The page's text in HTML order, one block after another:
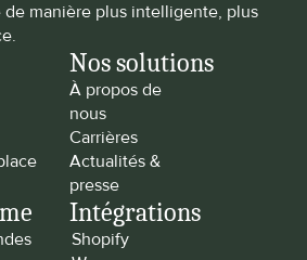
de manière plus intelligente, plus
Nos solutions
À propos de
nous
Carrières
Actualités &
presse
Intégrations
Shopify